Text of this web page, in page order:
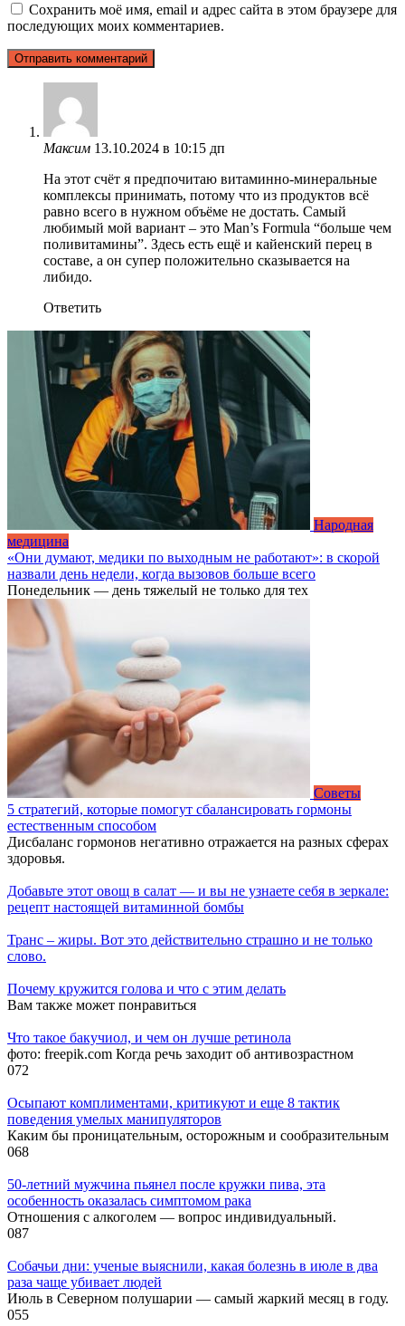
Сохранить моё имя, email и адрес сайта в этом браузере для
последующих моих комментариев.
Максим 13.10.2024 в 10:15 дп
На этот счёт я предпочитаю витаминно-минеральные
комплексы принимать, потому что из продуктов всё
равно всего в нужном объёме не достать. Самый
любимый мой вариант – это Mаn’s Formula “больше чем
поливитамины”. Здесь есть ещё и кайенский перец в
составе, а он супер положительно сказывается на
либидо.
Ответить
Народная
медицина
«Они думают, медики по выходным не работают»: в скорой
назвали день недели, когда вызовов больше всего
Понедельник — день тяжелый не только для тех
Советы
5 стратегий, которые помогут сбалансировать гормоны
естественным способом
Дисбаланс гормонов негативно отражается на разных сферах
здоровья.
Добавьте этот овощ в салат — и вы не узнаете себя в зеркале:
рецепт настоящей витаминной бомбы
Транс – жиры. Вот это действительно страшно и не только
слово.
Почему кружится голова и что с этим делать
Вам также может понравиться
Что такое бакучиол, и чем он лучше ретинола
фото: freepik.com Когда речь заходит об антивозрастном
072
Осыпают комплиментами, критикуют и еще 8 тактик
поведения умелых манипуляторов
Каким бы проницательным, осторожным и сообразительным
068
50-летний мужчина пьянел после кружки пива, эта
особенность оказалась симптомом рака
Отношения с алкоголем — вопрос индивидуальный.
087
Собачьи дни: ученые выяснили, какая болезнь в июле в два
раза чаще убивает людей
Июль в Северном полушарии — самый жаркий месяц в году.
055